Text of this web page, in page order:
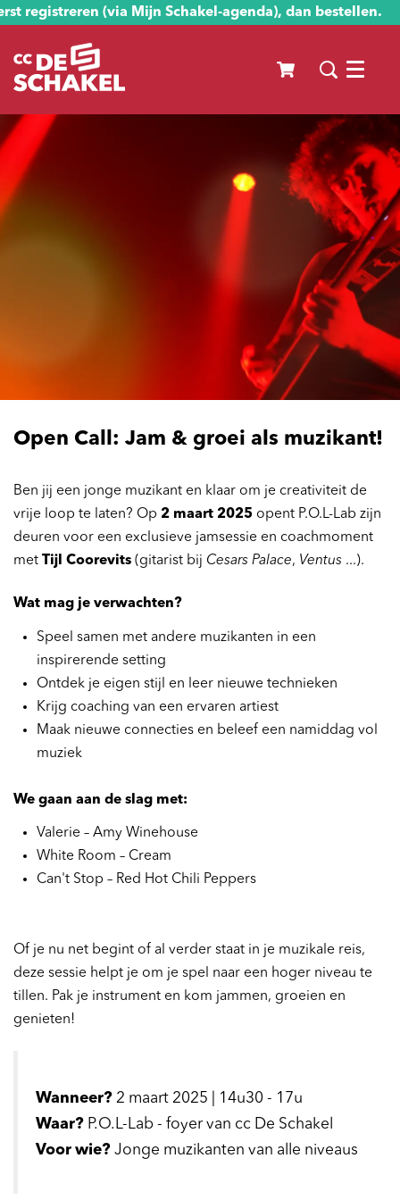
registreren (via Mijn Schakel-agenda), dan bestellen.
Menu
Open Call: Jam & groei als muzikant!
Ben jij een jonge muzikant en klaar om je creativiteit de
vrije loop te laten? Op 2 maart 2025 opent P.O.L-Lab zijn
deuren voor een exclusieve jamsessie en coachmoment
met Tijl Coorevits (gitarist bij Cesars Palace, Ventus ...).
Wat mag je verwachten?
Speel samen met andere muzikanten in een
inspirerende setting
Ontdek je eigen stijl en leer nieuwe technieken
Krijg coaching van een ervaren artiest
Maak nieuwe connecties en beleef een namiddag vol
muziek
We gaan aan de slag met:
Valerie – Amy Winehouse
White Room – Cream
Can't Stop – Red Hot Chili Peppers
Of je nu net begint of al verder staat in je muzikale reis,
deze sessie helpt je om je spel naar een hoger niveau te
tillen. Pak je instrument en kom jammen, groeien en
genieten!
Wanneer? 2 maart 2025 | 14u30 - 17u
Waar? P.O.L-Lab - foyer van cc De Schakel
Voor wie? Jonge muzikanten van alle niveaus